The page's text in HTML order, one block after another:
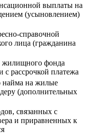
выплаты на
(усыновлением)
справочной
лица (гражданина
жилищного фонда
рассрочкой платежа
найма на жилые
(дополнительных
связанных с
и приравненных к